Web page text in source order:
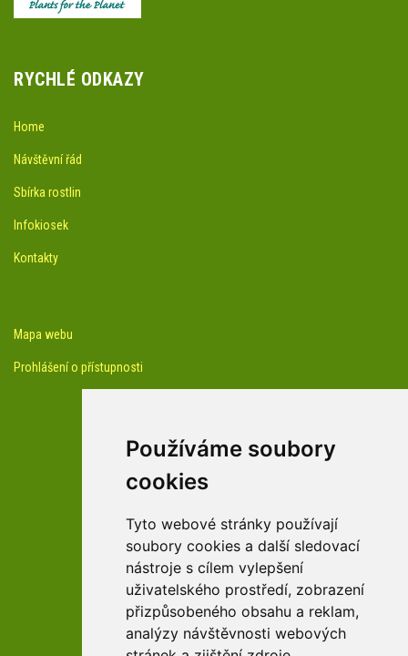
Používáme soubory
cookies
Tyto webové stránky používají
soubory cookies a další sledovací
nástroje s cílem vylepšení
uživatelského prostředí, zobrazení
přizpůsobeného obsahu a reklam,
analýzy návštěvnosti webových
RYCHLÉ ODKAZY
Home
Návštěvní řád
Sbírka rostlin
Infokiosek
Kontakty
Mapa webu
Prohlášení o přístupnosti
Youtube kanál arboreta